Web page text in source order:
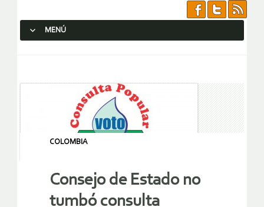
MENÚ
COLOMBIA
Consejo de Estado no
tumbó consulta